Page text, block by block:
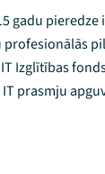
gadu
Izglītības
prasmju